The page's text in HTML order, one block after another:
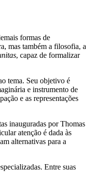
formas de
mas também a filosofia, a
, capaz de formalizar
tema. Seu objetivo é
e instrumento de
e as representações
inauguradas por Thomas
atenção é dada às
alternativas para a
Entre suas